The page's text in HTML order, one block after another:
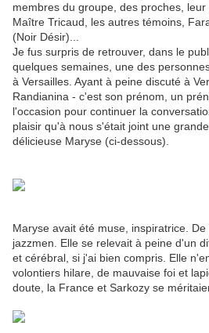
membres du groupe, des proches,
Maître Tricaud, les autres témoins,
(Noir Désir)...
Je fus surpris de retrouver, dans le
quelques semaines, une des
à Versailles. Ayant à peine discuté à
Randianina - c'est son prénom, un
l'occasion pour continuer la
plaisir qu'à nous s'était joint une
délicieuse Maryse (ci-dessous).
Maryse avait été muse, inspiratrice.
jazzmen. Elle se relevait à peine d'un
et cérébral, si j'ai bien compris. Elle
volontiers hilare, de mauvaise foi et
doute, la France et Sarkozy se